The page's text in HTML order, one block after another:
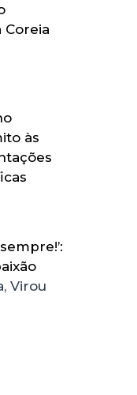
às
Virou